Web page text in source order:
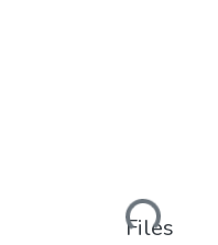
Loading...
Files